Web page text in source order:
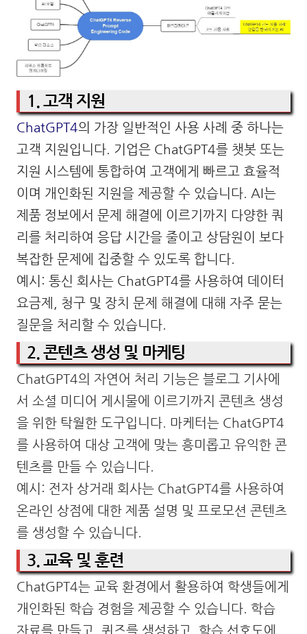
1. 고객 지원
ChatGPT4의 가장 일반적인 사용 사례 중 하나는
고객 지원입니다. 기업은 ChatGPT4를 챗봇 또는
지원 시스템에 통합하여 고객에게 빠르고 효율적
이며 개인화된 지원을 제공할 수 있습니다. AI는
제품 정보에서 문제 해결에 이르기까지 다양한 쿼
리를 처리하여 응답 시간을 줄이고 상담원이 보다
복잡한 문제에 집중할 수 있도록 합니다.
예시: 통신 회사는 ChatGPT4를 사용하여 데이터
요금제, 청구 및 장치 문제 해결에 대해 자주 묻는
질문을 처리할 수 있습니다.
2. 콘텐츠 생성 및 마케팅
ChatGPT4의 자연어 처리 기능은 블로그 기사에
서 소셜 미디어 게시물에 이르기까지 콘텐츠 생성
을 위한 탁월한 도구입니다. 마케터는 ChatGPT4
를 사용하여 대상 고객에 맞는 흥미롭고 유익한 콘
텐츠를 만들 수 있습니다.
예시: 전자 상거래 회사는 ChatGPT4를 사용하여
온라인 상점에 대한 제품 설명 및 프로모션 콘텐츠
를 생성할 수 있습니다.
3. 교육 및 훈련
ChatGPT4는 교육 환경에서 활용하여 학생들에게
개인화된 학습 경험을 제공할 수 있습니다. 학습
자료를 만들고, 퀴즈를 생성하고, 학습 선호도에